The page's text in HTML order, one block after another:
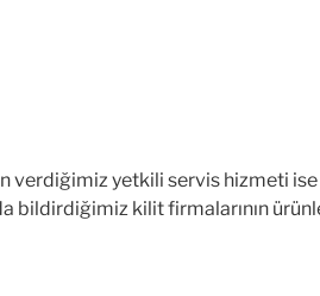
yetkili servis hizmeti ise
bildirdiğimiz kilit firmalarının